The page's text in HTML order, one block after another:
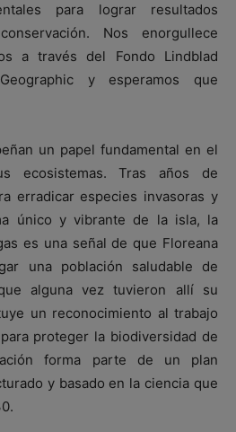
para lograr resultados
Nos enorgullece
a través del Fondo Lindblad
Geographic y esperamos que
un papel fundamental en el
ecosistemas. Tras años de
erradicar especies invasoras y
único y vibrante de la isla, la
es una señal de que Floreana
una población saludable de
alguna vez tuvieron allí su
un reconocimiento al trabajo
proteger la biodiversidad de
forma parte de un plan
y basado en la ciencia que